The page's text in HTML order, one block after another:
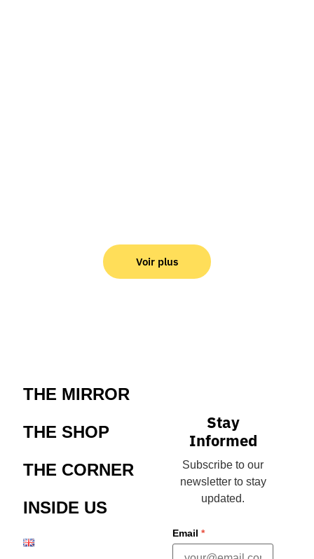
Voir plus
THE MIRROR
THE SHOP
THE CORNER
INSIDE US
Stay
Informed
Subscribe to our
newsletter to stay
updated.
Email *